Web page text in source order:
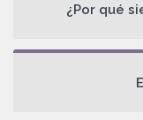
¿Por qué